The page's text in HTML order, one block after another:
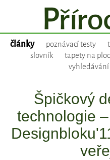
články poznávací testy
slovník
tapety na
vyhledávání
Špičkový
technologie